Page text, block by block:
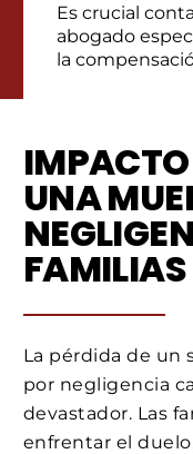
Es crucial
abogado
la
UNA
FAMILIAS
La pérdida de un
por negligencia
devastador. Las
enfrentar el